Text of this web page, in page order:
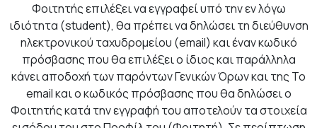
Φοιτητής επιλέξει να εγγραφεί υπό την εν λόγω
ιδιότητα (student), θα πρέπει να δηλώσει τη διεύθυνση
ηλεκτρονικού ταχυδρομείου (email) και έναν κωδικό
πρόσβασης που θα επιλέξει ο ίδιος και παράλληλα
κάνει αποδοχή των παρόντων Γενικών Όρων και της Το
email και ο κωδικός πρόσβασης που θα δηλώσει ο
Φοιτητής κατά την εγγραφή του αποτελούν τα στοιχεία